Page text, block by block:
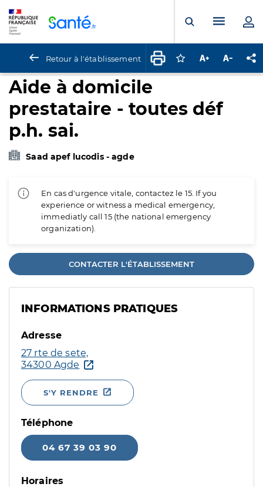
Ouvrir laMenu
Retour à l'établissement Connectez-vous
Augmenter la
Aide à domicile
prestataire - toutes déf
p.h. sai.
Saad apef lucodis - agde
En cas d'urgence vitale, contactez le 15. If you
experience or witness a medical emergency,
immediatly call 15 (the national emergency
organization).
CONTACTER L'ÉTABLISSEMENT
INFORMATIONS PRATIQUES
Adresse
27 rte de sete,
34300 Agde
S'Y RENDRE
Téléphone
04 67 39 03 90
Horaires